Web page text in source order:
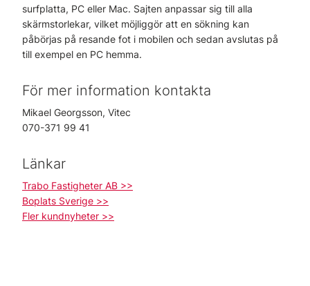
surfplatta, PC eller Mac. Sajten anpassar sig till alla
skärmstorlekar, vilket möjliggör att en sökning kan
påbörjas på resande fot i mobilen och sedan avslutas på
till exempel en PC hemma.
För mer information kontakta
Mikael Georgsson, Vitec
070-371 99 41
Länkar
Trabo Fastigheter AB >>
Boplats Sverige >>
Fler kundnyheter >>